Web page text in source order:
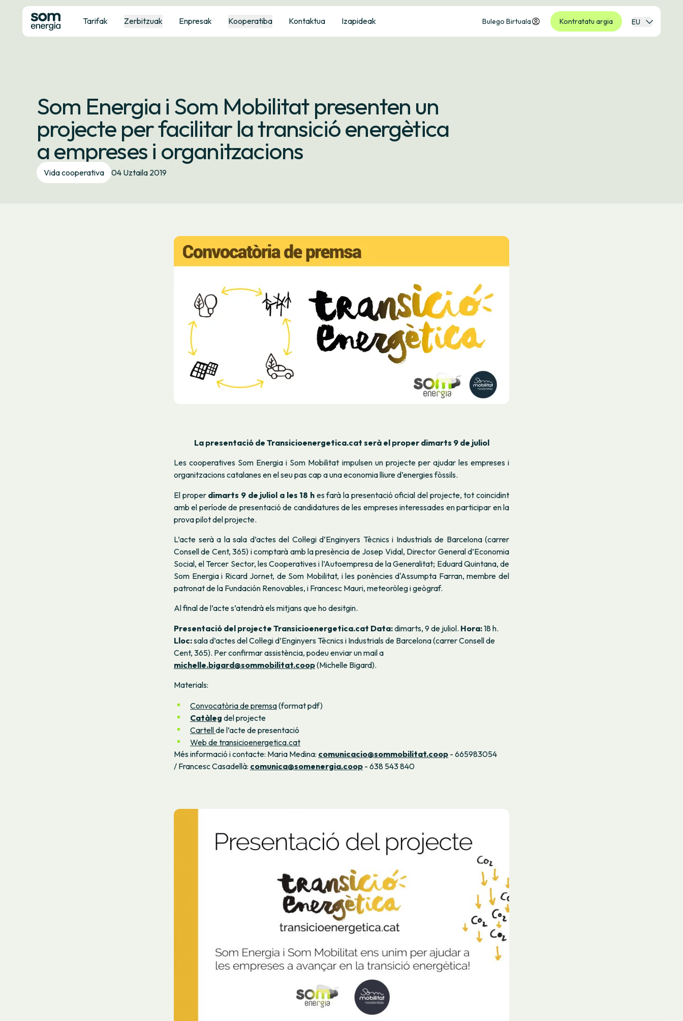
Tarifak Zerbitzuak Enpresak Kooperatiba Kontaktua Izapideak Bulego Birtuala Kontratatu argia EU
Som Energia i Som Mobilitat presenten un
projecte per facilitar la transició energètica
a empreses i organitzacions
Vida cooperativa 04 Uztaila 2019
La presentació de Transicioenergetica.cat serà el proper dimarts 9 de juliol
Les cooperatives Som Energia i Som Mobilitat impulsen un projecte per ajudar les empreses i
organitzacions catalanes en el seu pas cap a una economia lliure d’energies fòssils.
El proper dimarts 9 de juliol a les 18 h es farà la presentació oficial del projecte, tot coincidint
amb el període de presentació de candidatures de les empreses interessades en participar en la
prova pilot del projecte.
L’acte serà a la sala d’actes del Col·legi d’Enginyers Tècnics i Industrials de Barcelona (carrer
Consell de Cent, 365) i comptarà amb la presència de Josep Vidal, Director General d’Economia
Social, el Tercer Sector, les Cooperatives i l’Autoempresa de la Generalitat; Eduard Quintana, de
Som Energia i Ricard Jornet, de Som Mobilitat, i les ponències d'Assumpta Farran, membre del
patronat de la Fundación Renovables, i Francesc Mauri, meteoròleg i geògraf.
Al final de l’acte s’atendrà els mitjans que ho desitgin.
Presentació del projecte Transicioenergetica.cat Data:dimarts, 9 de juliol. Hora:18 h.
Lloc:sala d’actes del Col·legi d’Enginyers Tècnics i Industrials de Barcelona (carrer Consell de
Cent, 365). Per confirmar assistència, podeu enviar un mail a
michelle.bigard@sommobilitat.coop(Michelle Bigard).
Materials:
Convocatòria de premsa(format pdf)
Catàleg del projecte
Cartellde l’acte de presentació
Web de transicioenergetica.cat
Més informació i contacte: Maria Medina: comunicacio@sommobilitat.coop - 665983054
/ Francesc Casadellà: comunica@somenergia.coop - 638 543 840